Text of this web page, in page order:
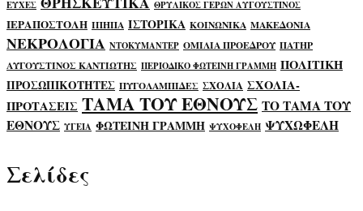
ΕΥΧΕΣ ΘΡΥΛΙΚΟΣ ΓΕΡΩΝ ΑΥΓΟΥΣΤΙΝΟΣ
ΙΕΡΑΠΟΣΤΟΛΗ ΙΠΗΠΑ ΙΣΤΟΡΙΚΑ ΚΟΙΝΩΝΙΚΑ ΜΑΚΕΔΟΝΙΑ
ΝΕΚΡΟΛΟΓΙΑ ΝΤΟΚΥΜΑΝΤΕΡ ΟΜΙΛΙΑ ΠΡΟΕΔΡΟΥ ΠΑΤΗΡ
ΑΥΓΟΥΣΤΙΝΟΣ ΚΑΝΤΙΩΤΗΣ ΠΕΡΙΟΔΙΚΟ ΦΩΤΕΙΝΗ ΓΡΑΜΜΗ ΠΟΛΙΤΙΚΗ
ΠΡΟΣΩΠΙΚΟΤΗΤΕΣ ΠΥΓΟΛΑΜΠΙΔΕΣ ΣΧΟΛΙΑ ΣΧΟΛΙΑ-
ΠΡΟΤΑΣΕΙΣ ΤΑΜΑ ΤΟΥ ΕΘΝΟΥΣ ΤΟ ΤΑΜΑ ΤΟΥ
ΕΘΝΟΥΣ ΥΓΕΙΑ ΦΩΤΕΙΝΗ ΓΡΑΜΜΗ ΨΥΧΟΦΕΛΗ ΨΥΧΩΦΕΛΗ
Σελίδες